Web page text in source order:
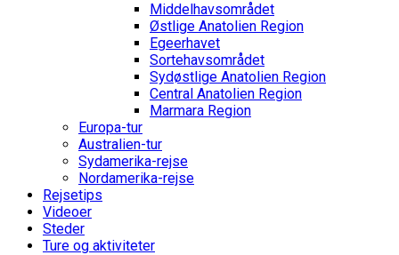
Middelhavsområdet
Østlige Anatolien Region
Egeerhavet
Sortehavsområdet
Sydøstlige Anatolien Region
Central Anatolien Region
Marmara Region
Europa-tur
Australien-tur
Sydamerika-rejse
Nordamerika-rejse
Rejsetips
Videoer
Steder
Ture og aktiviteter